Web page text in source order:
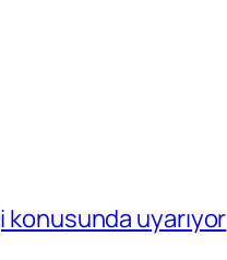
konusunda uyarıyor